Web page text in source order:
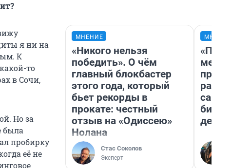
я ни на
К
то
в Сочи,
Но за
была
пробирку
её не
МНЕНИЕ
«Никого нельзя
победить». О чём
главный блокбастер
этого года, который
бьет рекорды в
прокате: честный
отзыв на «Одиссею»
Нолана
Стас Соколов
Эксперт